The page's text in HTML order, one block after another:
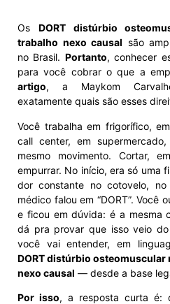
Os DORT distúrbio
trabalho nexo causal são
no Brasil. Portanto, conhecer
para você cobrar o que a
artigo, a Maykom
exatamente quais são esses
Você trabalha em frigorífico,
call center, em
mesmo movimento. Cortar,
empurrar. No início, era só uma
dor constante no cotovelo,
médico falou em “DORT”. Você
e ficou em dúvida: é a mesma
dá pra provar que isso veio
você vai entender, em
DORT distúrbio osteomuscular
nexo causal — desde a base
Por isso, a resposta curta é: